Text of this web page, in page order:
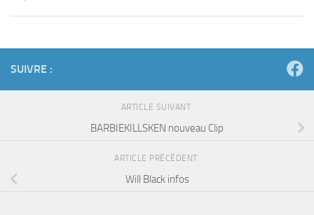
SUIVRE :
ARTICLE SUIVANT
BARBIEKILLSKEN nouveau Clip
ARTICLE PRÉCÉDENT
Will Black infos